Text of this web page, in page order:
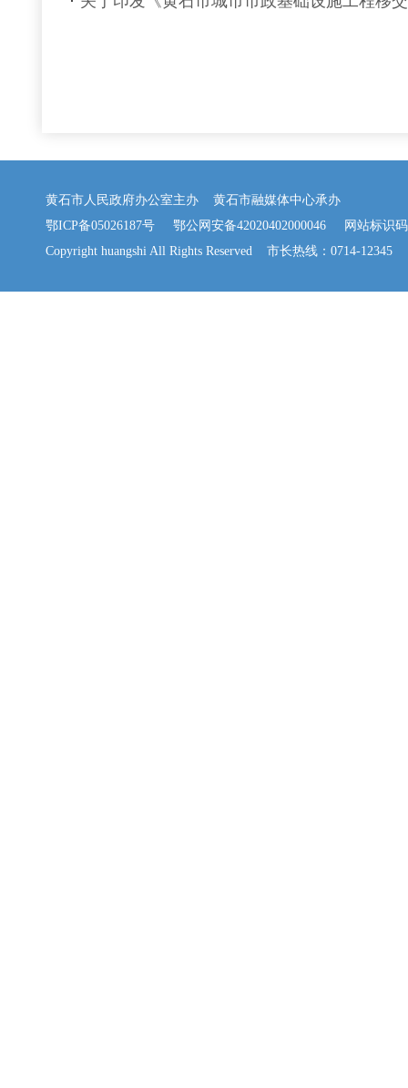
黄石市人民政府办公室主办 黄石市融媒体中心承办
鄂ICP备05026187号
鄂公网安备42020402000046 网站标识码
Copyright huangshi All Rights Reserved 市长热线：0714-12345